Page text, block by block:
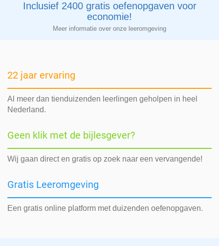
Inclusief 2400 gratis oefenopgaven voor
economie!
Meer informatie over onze leeromgeving
22 jaar ervaring
Al meer dan tienduizenden leerlingen geholpen in heel
Nederland.
Geen klik met de bijlesgever?
Wij gaan direct en gratis op zoek naar een vervangende!
Gratis Leeromgeving
Een gratis online platform met duizenden oefenopgaven.